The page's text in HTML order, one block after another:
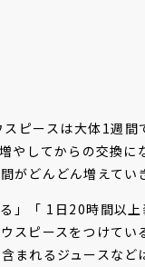
ピースは大体1週
してからの交換に
がどんどん増えてい
」「 1日20時間以
スピースをつけてい
まれるジュースなど